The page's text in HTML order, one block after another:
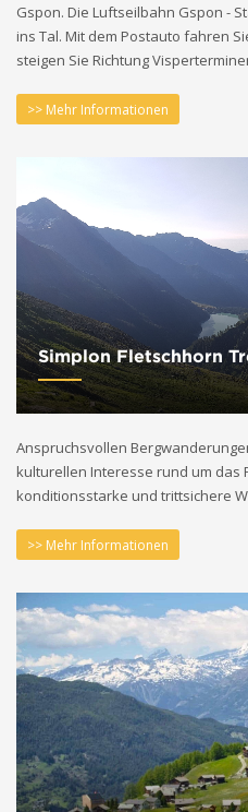
Gspon. Die Luftseilbahn Gspon -
ins Tal. Mit dem Postauto fahren
steigen Sie Richtung
>> Mehr Informationen
Simplon Fletschhorn
Anspruchsvollen
kulturellen Interesse rund um das
konditionsstarke und trittsichere
>> Mehr Informationen